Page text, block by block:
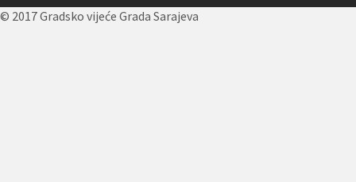
© 2017 Gradsko vijeće Grada Sarajeva